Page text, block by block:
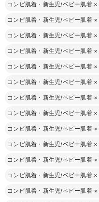
コンビ肌着・新生児/ベビー肌着 ×
コンビ肌着・新生児/ベビー肌着 ×
コンビ肌着・新生児/ベビー肌着 ×
コンビ肌着・新生児/ベビー肌着 ×
コンビ肌着・新生児/ベビー肌着 ×
コンビ肌着・新生児/ベビー肌着 ×
コンビ肌着・新生児/ベビー肌着 ×
コンビ肌着・新生児/ベビー肌着 ×
コンビ肌着・新生児/ベビー肌着 ×
コンビ肌着・新生児/ベビー肌着 ×
コンビ肌着・新生児/ベビー肌着 ×
コンビ肌着・新生児/ベビー肌着 ×
コンビ肌着・新生児/ベビー肌着 ×